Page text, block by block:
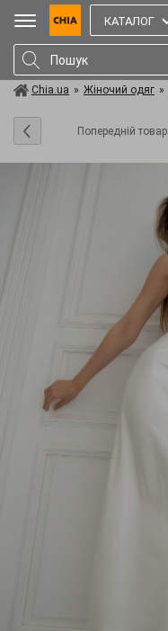
КАТАЛОГ
Chia.ua » Жіночий одяг »
Попередній товар